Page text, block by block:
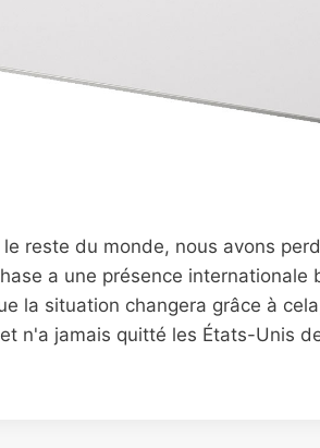
reste du monde, nous avons
a une présence internationale
la situation changera grâce à
n'a jamais quitté les États-Unis